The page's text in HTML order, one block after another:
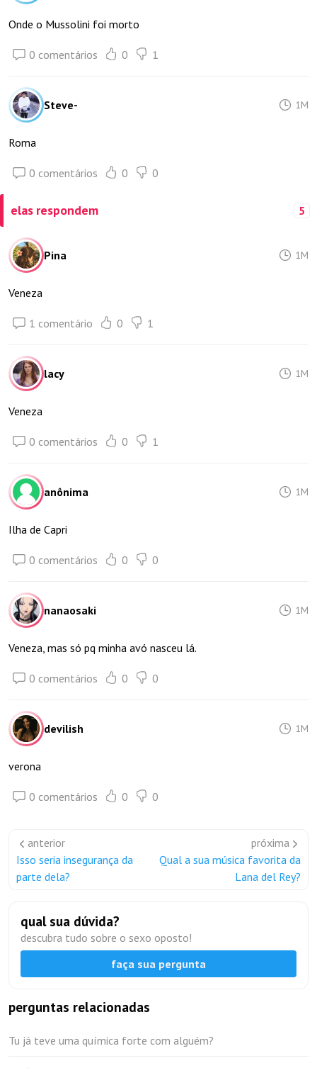
Onde o Mussolini foi morto
0 comentários 0 1
Steve- 1M
Roma
0 comentários 0 0
elas respondem 5
Pina 1M
Veneza
1 comentário 0 1
lacy 1M
Veneza
0 comentários 0 1
anônima 1M
Ilha de Capri
0 comentários 0 0
nanaosaki 1M
Veneza, mas só pq minha avó nasceu lá.
0 comentários 0 0
devilish 1M
verona
0 comentários 0 0
anterior
Isso seria insegurança da
parte dela?
próxima
Qual a sua música favorita da
Lana del Rey?
qual sua dúvida?
descubra tudo sobre o sexo oposto!
faça sua pergunta
perguntas relacionadas
Tu já teve uma química forte com alguém?